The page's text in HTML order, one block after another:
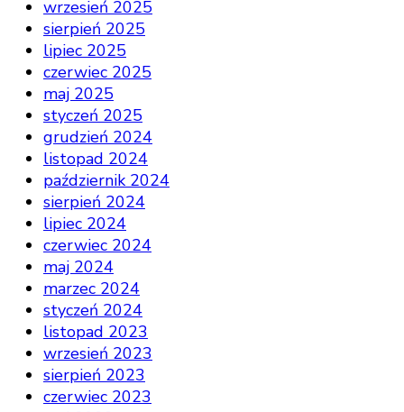
wrzesień 2025
sierpień 2025
lipiec 2025
czerwiec 2025
maj 2025
styczeń 2025
grudzień 2024
listopad 2024
październik 2024
sierpień 2024
lipiec 2024
czerwiec 2024
maj 2024
marzec 2024
styczeń 2024
listopad 2023
wrzesień 2023
sierpień 2023
czerwiec 2023